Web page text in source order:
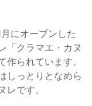
にオープンした
「クラマエ・カヌ
られています。
しっとりとなめら
です。